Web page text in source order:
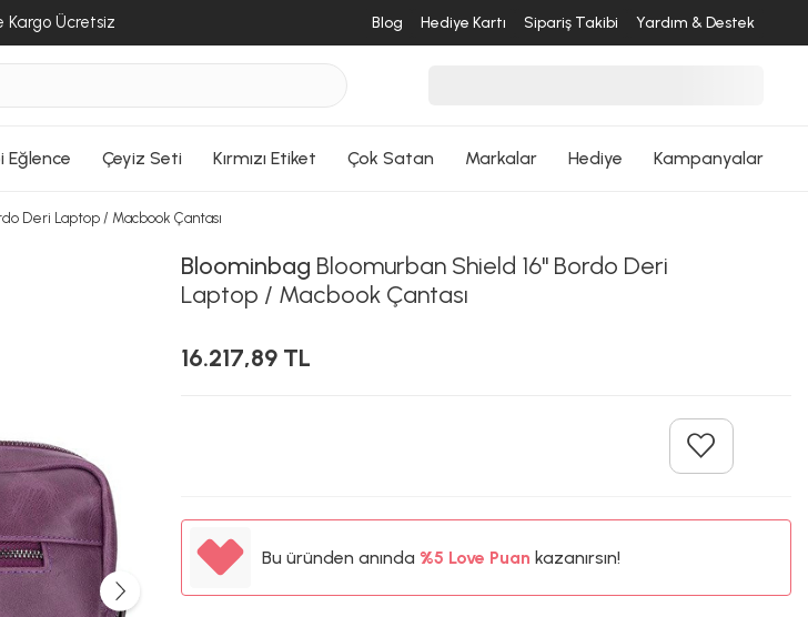
Kargo Ücretsiz Blog Hediye Kartı Sipariş Takibi Yardım & Destek
Eğlence Çeyiz Seti Kırmızı Etiket Çok Satan Markalar Hediye Kampanyalar
Deri Laptop / Macbook Çantası
Bloominbag Bloomurban Shield 16" Bordo Deri
Laptop / Macbook Çantası
16.217,89 TL
Bu üründen anında %5
%5
Love Puan kazanırsın!